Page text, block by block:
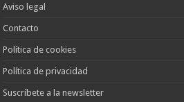
Aviso legal
Contacto
Política de cookies
Política de privacidad
Suscríbete a la newsletter